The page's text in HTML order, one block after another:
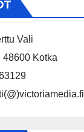
Vali
48600 Kotka